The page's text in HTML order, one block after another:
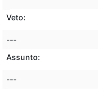
Veto:
---
Assunto:
---